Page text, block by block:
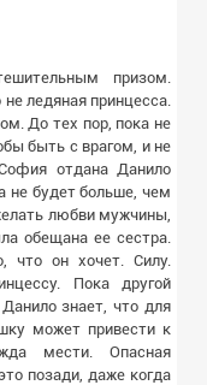
призом.
ледяная принцесса.
До тех пор, пока не
быть с врагом, и не
отдана Данило
не будет больше, чем
любви мужчины,
обещана ее сестра.
что он хочет. Силу.
Пока другой
знает, что для
может привести к
мести. Опасная
позади, даже когда